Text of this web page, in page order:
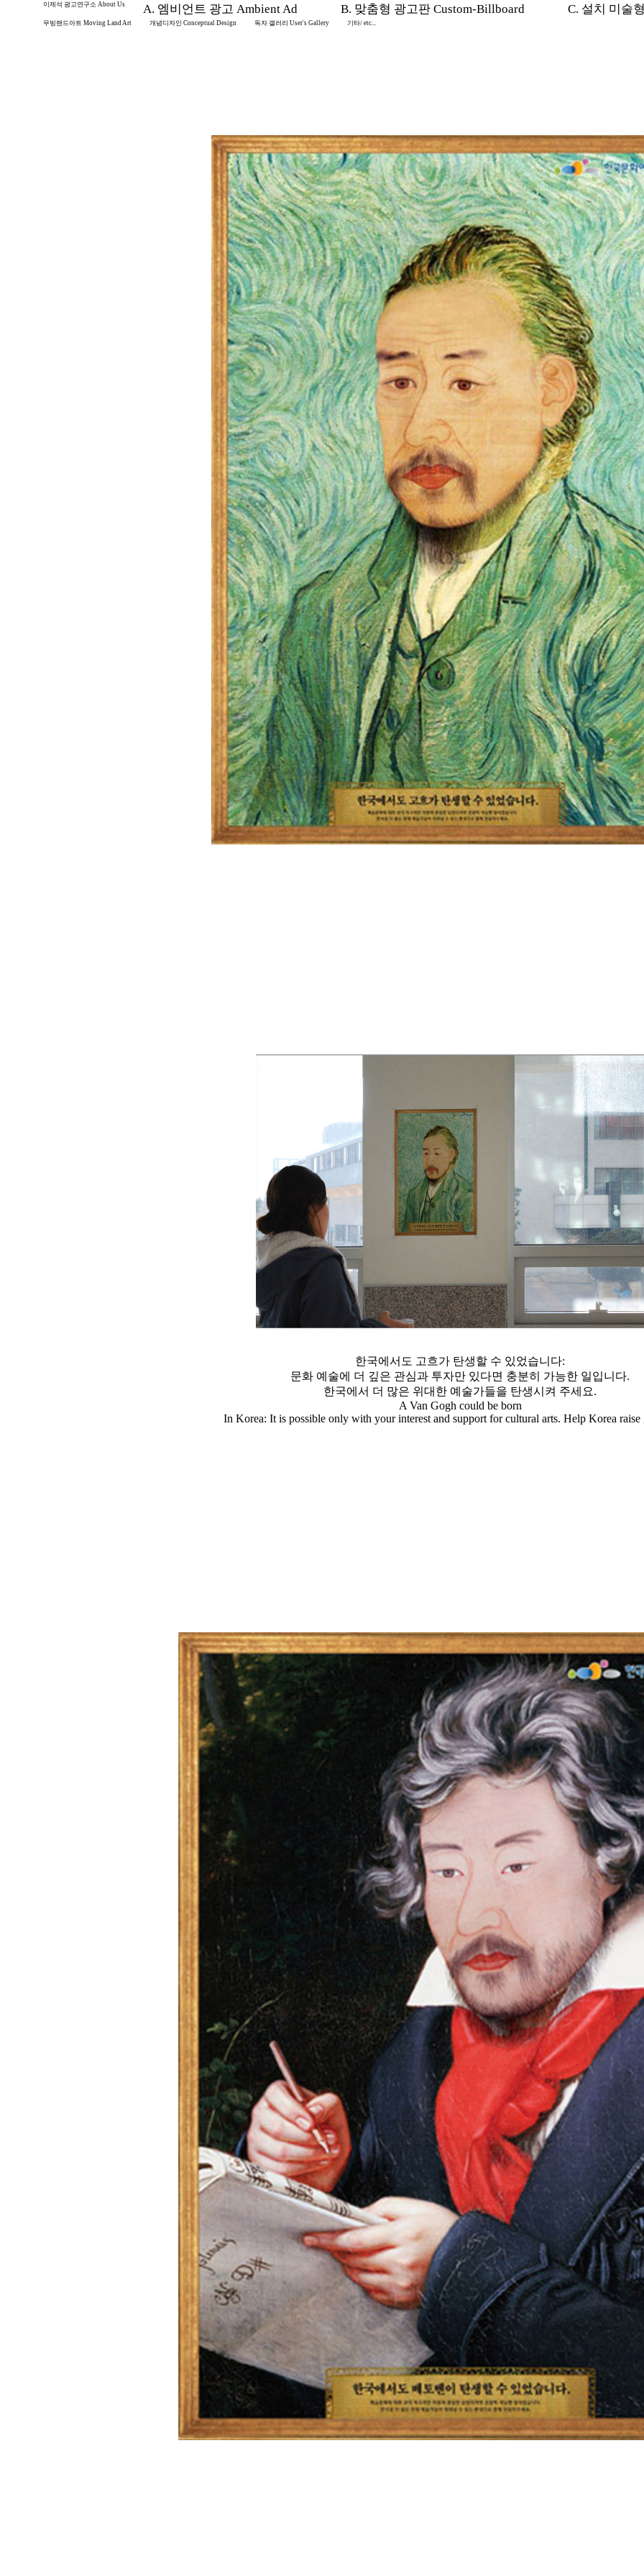
이제석 광고연구소 About Us A. 엠비언트 광고 Ambient Ad B. 맞춤형 광고판 Custom-Billboard C. 설치 미술
무빙랜드아트 Moving Land Art 개념디자인 Conceptual Design 독자 갤러리 User's Gallery 기타/ etc...
한국에서도 고흐가 탄생할 수 있었습니다:
문화 예술에 더 깊은 관심과 투자만 있다면 충분히 가능한 일입니다.
한국에서 더 많은 위대한 예술가들을 탄생시켜 주세요.
A Van Gogh could be born
In Korea: It is possible only with your interest and support for cultural arts. Help Korea raise